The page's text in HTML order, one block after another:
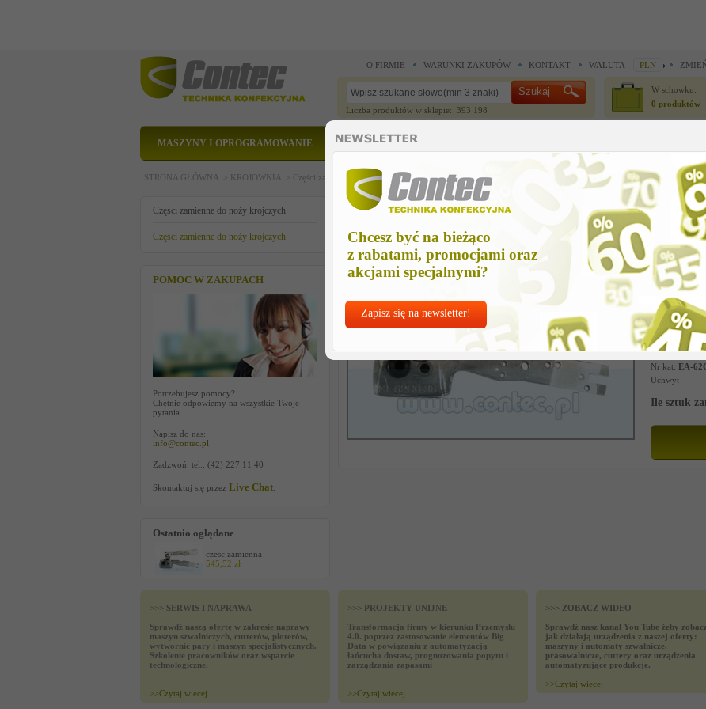
Chcesz być na bieżąco
z rabatami, promocjami oraz
akcjami specjalnymi?
Zapisz się na newsletter!
O FIRMIE WARUNKI ZAKUPÓW KONTAKT WALUTA PLN
Liczba produktów w sklepie: 393 198
W schowku:
0 produktów
MASZYNY I OPROGRAMOWANIE CZĘŚCI ZAMIENNE
STRONA GŁÓWNA > KROJOWNIA > Części zamienne do noży krojczych >Części zamienne do noży krojczych > czesc zamienna
Części zamienne do noży krojczych
Części zamienne do noży krojczych
POMOC W ZAKUPACH
Potrzebujesz pomocy?
Chętnie odpowiemy na wszystkie Twoje
pytania.
Napisz do nas:
info@contec.pl
Zadzwoń: tel.: (42) 227 11 40
Skontaktuj się przez Live Chat
Ostatnio oglądane
czesc zamienna
545,52 zł
czesc zamienna
Cena
545,52
Chcesz
Najlepsze
Nr kat: EA-
Uchwyt
Ile sztuk
>>> SERWIS I NAPRAWA
Sprawdź naszą ofertę w zakresie naprawy
maszyn szwalniczych, cutterów, ploterów,
wytwornic pary i maszyn specjalistycznych.
Szkolenie pracowników oraz wsparcie
technologiczne.
>>Czytaj wiecej
>>> PROJEKTY UNIJNE
Transformacja firmy w kierunku Przemysłu
4.0. poprzez zastosowanie elementów Big
Data w powiązaniu z automatyzacją
łańcucha dostaw, prognozowania popytu i
zarządzania zapasami
>>Czytaj wiecej
>>> ZOBACZ WIDEO
Sprawdź nasz kanał You Tube żeby
jak działają urządzenia z naszej oferty:
maszyny i automaty szwalnicze,
prasowalnicze, cuttery oraz urządzenia
automatyzujące produkcje.
>>Czytaj wiecej